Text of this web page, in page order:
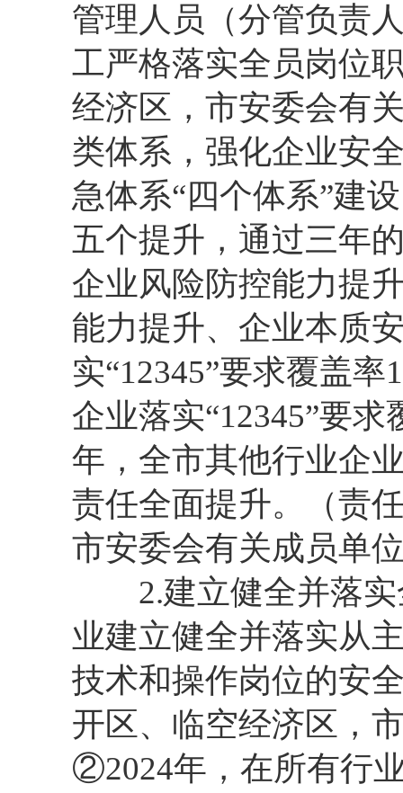
管理人员（分管负责
工严格落实全员岗位
经济区，市安委会有
类体系，强化企业安
急体系“四个体系”建
五个提升，通过三年
企业风险防控能力提
能力提升、企业本质
实“12345”要求覆盖
企业落实“12345”要
年，全市其他行业企
责任全面提升。（责
市安委会有关成员单
2.建立健全并落实
业建立健全并落实从
技术和操作岗位的安
开区、临空经济区，
②2024年，在所有行